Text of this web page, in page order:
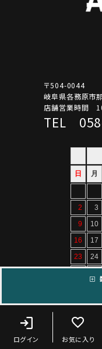
〒504-0044
岐阜県各務原市
店舗営業時間
TEL